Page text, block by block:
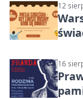
12
16